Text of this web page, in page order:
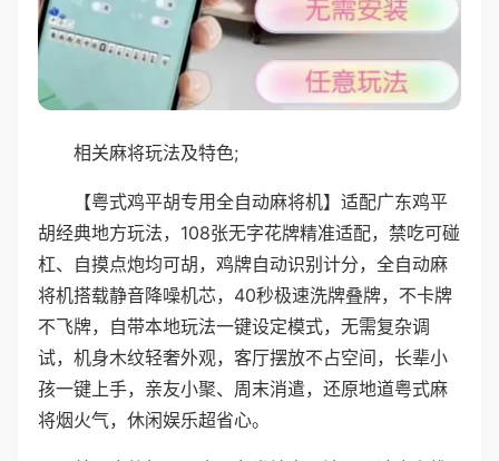
相关麻将玩法及特色;
【粤式鸡平胡专用全自动麻将机】适配广东鸡平
胡经典地方玩法，108张无字花牌精准适配，禁吃可碰
杠、自摸点炮均可胡，鸡牌自动识别计分，全自动麻
将机搭载静音降噪机芯，40秒极速洗牌叠牌，不卡牌
不飞牌，自带本地玩法一键设定模式，无需复杂调
试，机身木纹轻奢外观，客厅摆放不占空间，长辈小
孩一键上手，亲友小聚、周末消遣，还原地道粤式麻
将烟火气，休闲娱乐超省心。